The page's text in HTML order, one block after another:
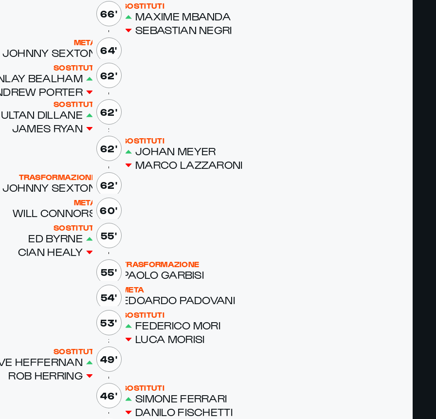
66'
SOSTITUTI
MAXIME MBAN­DA
SE­BAS­T­IAN NE­GRI
64'
META
JOHN­NY SEX­TON
62'
SOSTITUTI
BEAL­HAM
PORTER
62'
SOSTITUTI
UL­TAN DIL­LANE
JAMES RYAN
62'
SOSTITUTI
JO­HAN MEY­ER
MAR­CO LAZ­ZA­RONI
62'
TRASFORMAZIONE
JOHN­NY SEX­TON
60'
META
WILL CON­NORS
55'
SOSTITUTI
ED BYRNE
CIAN HEALY
55'
TRASFORMAZIONE
PAO­LO GAR­BISI
54'
META
EDOAR­DO PADOVANI
53'
SOSTITUTI
FED­ERI­CO MORI
LU­CA MORISI
49'
SOSTITUTI
HEF­FER­NAN
ROB HER­RING
46'
SOSTITUTI
SI­MONE FER­RARI
DANI­LO FIS­CHET­TI